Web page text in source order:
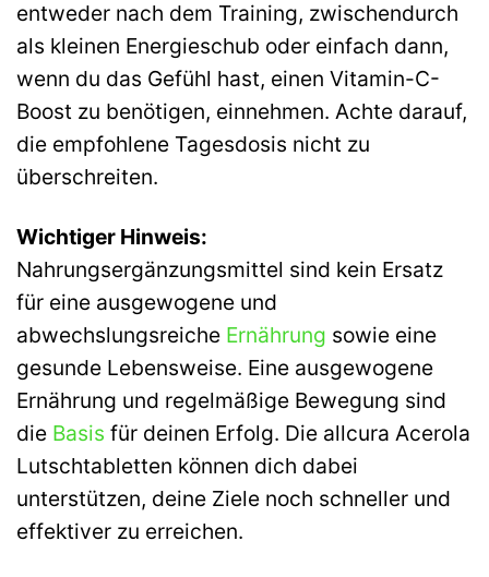
entweder nach dem Training, zwischendurch
als kleinen Energieschub oder einfach dann,
wenn du das Gefühl hast, einen Vitamin-C-
Boost zu benötigen, einnehmen. Achte darauf,
die empfohlene Tagesdosis nicht zu
überschreiten.
Wichtiger Hinweis:
Nahrungsergänzungsmittel sind kein Ersatz
für eine ausgewogene und
abwechslungsreiche Ernährung sowie eine
gesunde Lebensweise. Eine ausgewogene
Ernährung und regelmäßige Bewegung sind
die Basis für deinen Erfolg. Die allcura Acerola
Lutschtabletten können dich dabei
unterstützen, deine Ziele noch schneller und
effektiver zu erreichen.